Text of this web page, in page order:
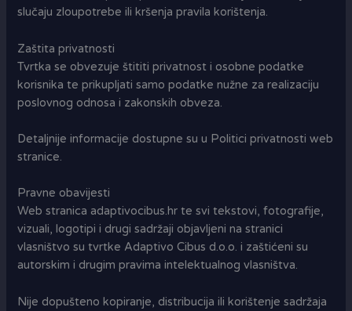
slučaju zloupotrebe ili kršenja pravila korištenja.
Zaštita privatnosti
Tvrtka se obvezuje štititi privatnost i osobne podatke
korisnika te prikupljati samo podatke nužne za realizaciju
poslovnog odnosa i zakonskih obveza.
Detaljnije informacije dostupne su u Politici privatnosti web
stranice.
Pravne obavijesti
Web stranica adaptivocibus.hr te svi tekstovi, fotografije,
vizuali, logotipi i drugi sadržaji objavljeni na stranici
vlasništvo su tvrtke Adaptivo Cibus d.o.o. i zaštićeni su
autorskim i drugim pravima intelektualnog vlasništva.
Nije dopušteno kopiranje, distribucija ili korištenje sadržaja